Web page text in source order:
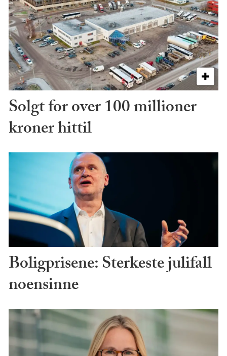
Solgt for over 100 millioner
kroner hittil
Boligprisene: Sterkeste julifall
noensinne